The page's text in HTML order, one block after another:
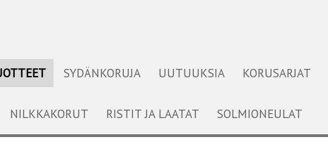
SYDÄNKORUJA UUTUUKSIA KORUSARJAT
NILKKAKORUT RISTIT JA LAATAT SOLMIONEULAT